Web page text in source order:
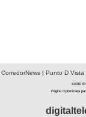
CorredorNews| Punto D Vista
©2010 El
Página Optimizada